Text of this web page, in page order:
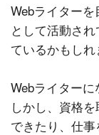
Webライター
として活動さ
ているかもしれ
Webライターに
しかし、資格
できたり、仕事